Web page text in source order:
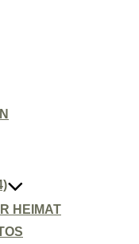
HEIMAT